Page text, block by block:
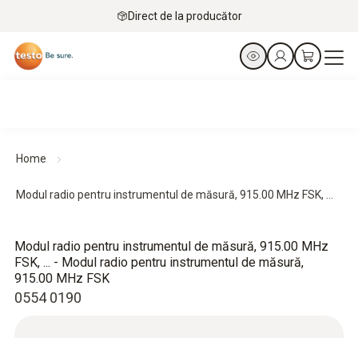
Direct de la producător
Home
Modul radio pentru instrumentul de măsură, 915.00 MHz FSK, ...
0554 0190
Modul radio pentru instrumentul de măsură, 915.00 MHz
FSK, ... - Modul radio pentru instrumentul de măsură,
915.00 MHz FSK